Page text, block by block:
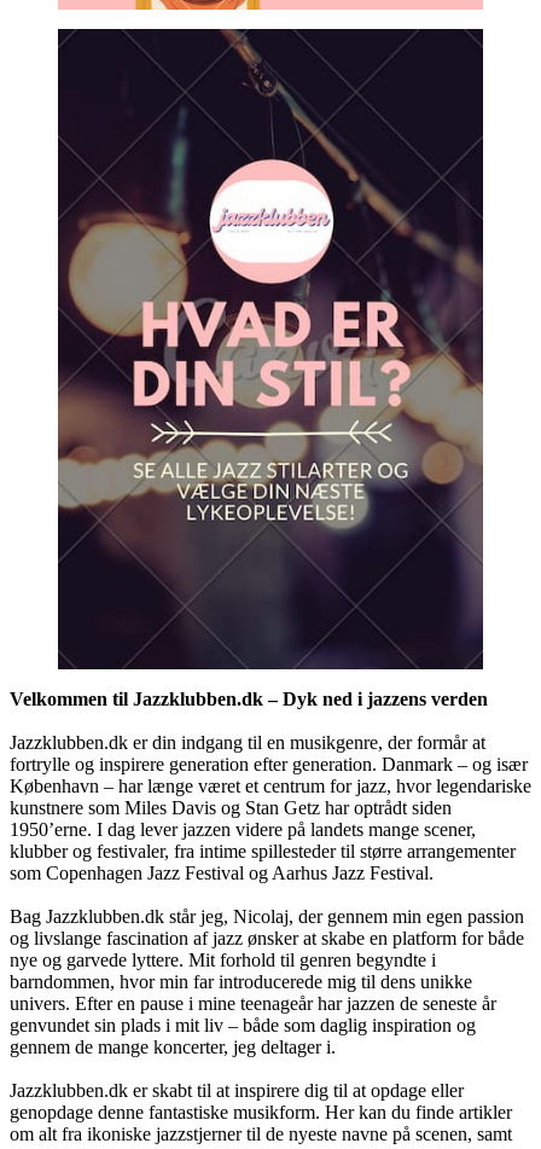
Velkommen til Jazzklubben.dk – Dyk ned i jazzens verden
Jazzklubben.dk er din indgang til en musikgenre, der formår at
fortrylle og inspirere generation efter generation. Danmark – og især
København – har længe været et centrum for jazz, hvor legendariske
kunstnere som Miles Davis og Stan Getz har optrådt siden
1950’erne. I dag lever jazzen videre på landets mange scener,
klubber og festivaler, fra intime spillesteder til større arrangementer
som Copenhagen Jazz Festival og Aarhus Jazz Festival.
Bag Jazzklubben.dk står jeg, Nicolaj, der gennem min egen passion
og livslange fascination af jazz ønsker at skabe en platform for både
nye og garvede lyttere. Mit forhold til genren begyndte i
barndommen, hvor min far introducerede mig til dens unikke
univers. Efter en pause i mine teenageår har jazzen de seneste år
genvundet sin plads i mit liv – både som daglig inspiration og
gennem de mange koncerter, jeg deltager i.
Jazzklubben.dk er skabt til at inspirere dig til at opdage eller
genopdage denne fantastiske musikform. Her kan du finde artikler
om alt fra ikoniske jazzstjerner til de nyeste navne på scenen, samt